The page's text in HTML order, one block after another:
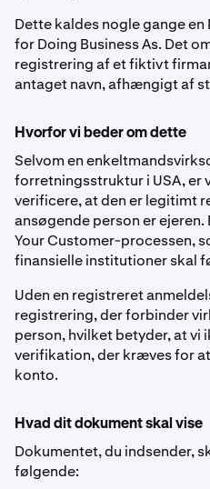
Dette kaldes nogle gange
for Doing Business As. Det
registrering af et fiktivt
antaget navn, afhængigt af
Hvorfor vi beder om dette
Selvom en
forretningsstruktur i USA,
verificere, at den er legitimt
ansøgende person er
Your Customer-processen,
finansielle institutioner skal
Uden en registreret
registrering, der forbinder
person, hvilket betyder, at vi
verifikation, der kræves for
konto.
Hvad dit dokument skal vise
Dokumentet, du indsender,
følgende: